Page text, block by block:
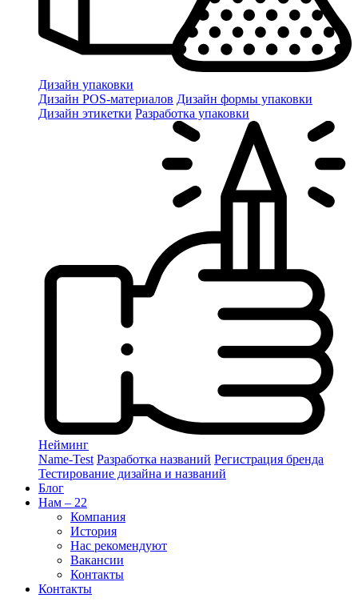
Дизайн упаковки
Дизайн POS-материалов Дизайн формы упаковки
Дизайн этикетки Разработка упаковки
Нейминг
Name-Test Разработка названий Регистрация бренда
Тестирование дизайна и названий
Блог
Нам – 22
Компания
История
Нас рекомендуют
Вакансии
Контакты
Контакты